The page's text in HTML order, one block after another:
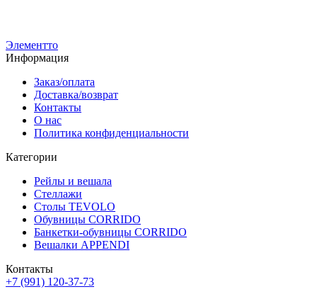
Элементто
Информация
Заказ/оплата
Доставка/возврат
Контакты
О нас
Политика конфиденциальности
Категории
Рейлы и вешала
Стеллажи
Столы TEVOLO
Обувницы CORRIDO
Банкетки-обувницы CORRIDO
Вешалки APPENDI
Контакты
+7 (991) 120-37-73